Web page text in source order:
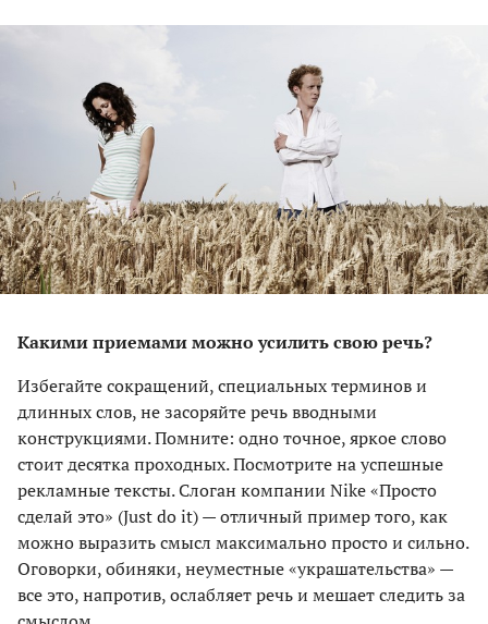
Какими приемами можно усилить свою речь?
Избегайте сокращений, специальных терминов и
длинных слов, не засоряйте речь вводными
конструкциями. Помните: одно точное, яркое слово
стоит десятка проходных. Посмотрите на успешные
рекламные тексты. Слоган компании Nike «Просто
сделай это» (Just do it) — отличный пример того, как
можно выразить смысл максимально просто и сильно.
Оговорки, обиняки, неуместные «украшательства» —
все это, напротив, ослабляет речь и мешает следить за